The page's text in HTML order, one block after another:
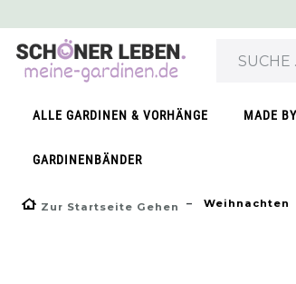
ALLE GARDINEN & VORHÄNGE MADE
GARDINENBÄNDER
Zur Startseite Gehen Weihnachten